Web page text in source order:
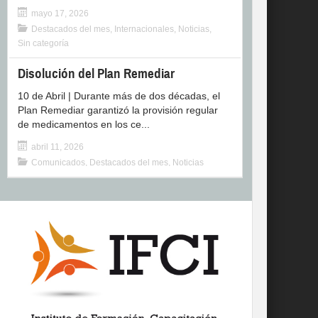
mayo 17, 2026
Destacados del mes, Internacionales, Noticias,
Sin categoría
Disolución del Plan Remediar
10 de Abril | Durante más de dos décadas, el
Plan Remediar garantizó la provisión regular
de medicamentos en los ce...
abril 11, 2026
Comunicados, Destacados del mes, Noticias